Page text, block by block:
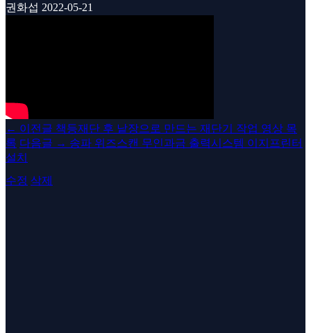
권화섭 2022-05-21
← 이전글 책등재단 후 낱장으로 만드는 재단기 작업 영상 목
록 다음글 → 송파 위즈스캔 무인과금 출력시스템 이지프린터
설치
수정 삭제